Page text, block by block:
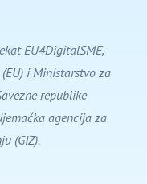
EU4DigitalSME,
i Ministarstvo za
republike
agencija za
(GIZ).